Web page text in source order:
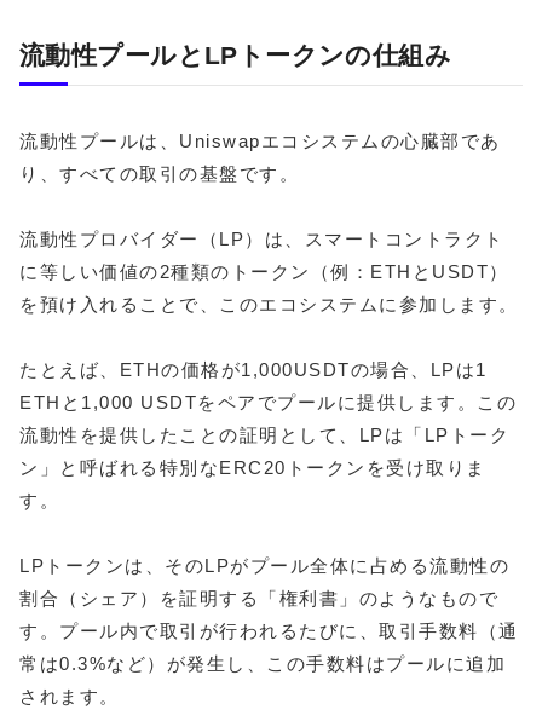
流動性プールとLPトークンの仕組み
流動性プールは、Uniswapエコシステムの心臓部であ
り、すべての取引の基盤です。
流動性プロバイダー（LP）は、スマートコントラクト
に等しい価値の2種類のトークン（例：ETHとUSDT）
を預け入れることで、このエコシステムに参加します。
たとえば、ETHの価格が1,000USDTの場合、LPは1
ETHと1,000 USDTをペアでプールに提供します。この
流動性を提供したことの証明として、LPは「LPトーク
ン」と呼ばれる特別なERC20トークンを受け取りま
す。
LPトークンは、そのLPがプール全体に占める流動性の
割合（シェア）を証明する「権利書」のようなもので
す。プール内で取引が行われるたびに、取引手数料（通
常は0.3%など）が発生し、この手数料はプールに追加
されます。